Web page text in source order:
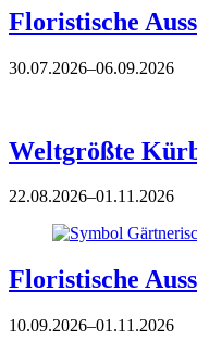
Floristische
30.07.2026–06.09.2026
Weltgrößte
22.08.2026–01.11.2026
Floristische
10.09.2026–01.11.2026